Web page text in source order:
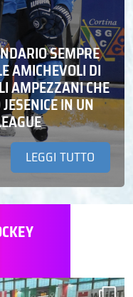
SEMPRE
AMICHEVOLI DI
AMPEZZANI CHE
IN UN
LEGGI TUTTO